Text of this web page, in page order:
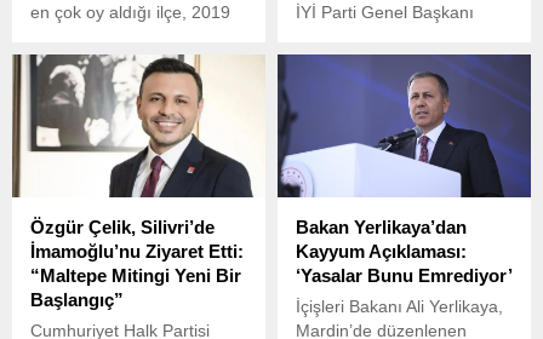
en çok oy aldığı ilçe, 2019
alınan İzmir'in Urla ilçesi
oldu. Kesin olmayan
sonuçlara göre; yüzde
70,52 gibi bir oran
yakalanılan Urla'nın CHP
İlçe Başkanı Pelin
kayyumla yönetiliyoruz. Urla
halkı sosyal demokrat bir
başkana hasretti dedi.
İYİ Parti Genel Başkanı
partisindeki son gelişmeleri
ve milletvekili istifalarını
değerlendirdi.
Özgür Çelik, Silivri’de
İmamoğlu’nu Ziyaret Etti:
“Maltepe Mitingi Yeni Bir
Başlangıç”
Cumhuriyet Halk Partisi
Bakan Yerlikaya’dan
Kayyum Açıklaması:
‘Yasalar Bunu Emrediyor’
İçişleri Bakanı Ali Yerlikaya,
Mardin’de düzenlenen